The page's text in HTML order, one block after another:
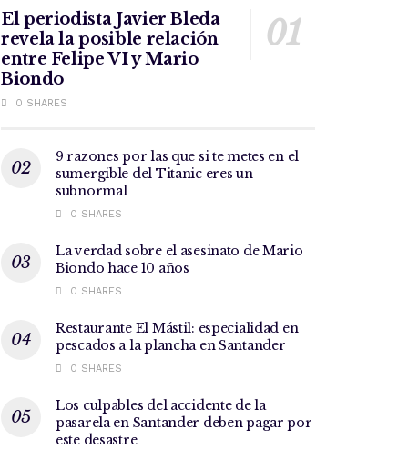
El periodista Javier Bleda
revela la posible relación
entre Felipe VI y Mario
Biondo
0 SHARES
9 razones por las que si te metes en el
sumergible del Titanic eres un
subnormal
0 SHARES
La verdad sobre el asesinato de Mario
Biondo hace 10 años
0 SHARES
Restaurante El Mástil: especialidad en
pescados a la plancha en Santander
0 SHARES
Los culpables del accidente de la
pasarela en Santander deben pagar por
este desastre